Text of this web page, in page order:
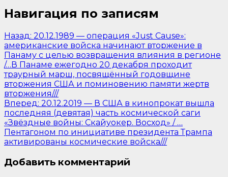
Навигация по записям
Назад: 20.12.1989 — операция «Just Cause»:
американские войска начинают вторжение в
Панаму с целью возвращения влияния в регионе
/…В Панаме ежегодно 20 декабря проходит
траурный марш, посвящённый годовщине
вторжения США и поминовению памяти жертв
вторжения///
Вперед: 20.12.2019 — В США в кинопрокат вышла
последняя (девятая) часть космической саги
«Звёздные войны: Скайуокер. Восход» / …
Пентагоном по инициативе президента Трампа
активированы космические войска///
Добавить комментарий